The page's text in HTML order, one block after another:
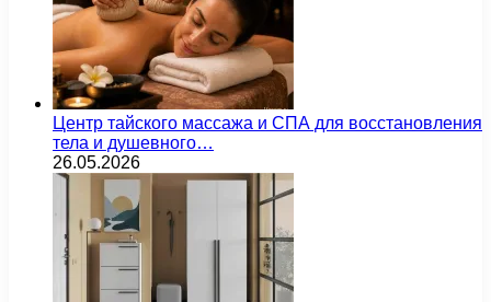
Центр тайского массажа и СПА для восстановления
тела и душевного…
26.05.2026